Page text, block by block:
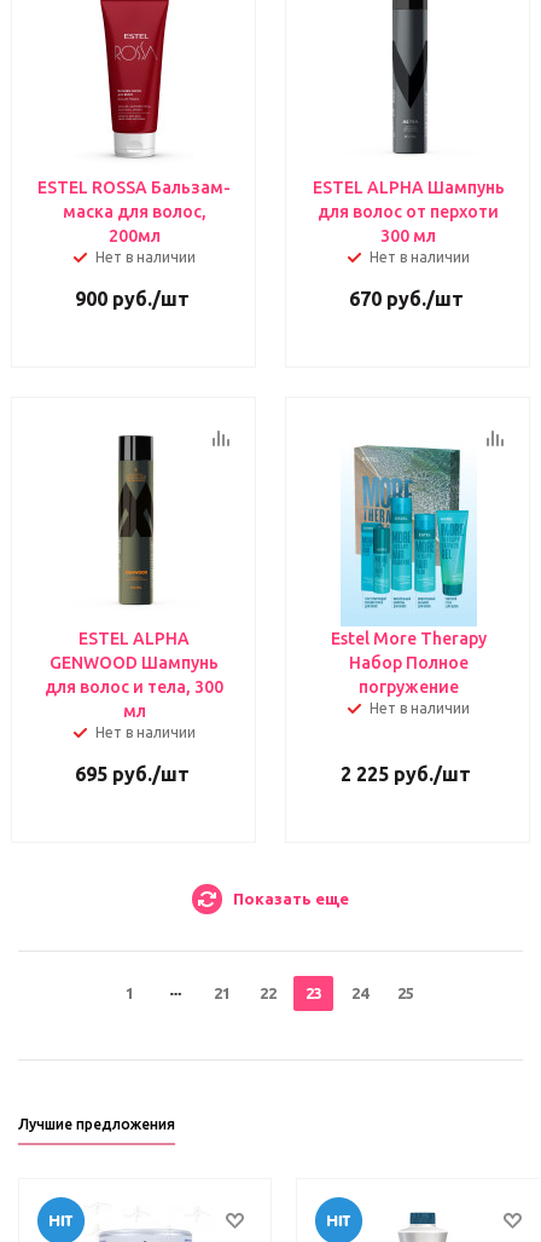
ESTEL ROSSA Бальзам-
маска для волос,
200мл
Нет в наличии
900руб./шт
ESTEL ALPHA Шампунь
для волос от перхоти
300 мл
Нет в наличии
670руб./шт
ESTEL ALPHA
GENWOOD Шампунь
для волос и тела, 300
мл
Нет в наличии
695руб./шт
Estel More Therapy
Набор Полное
погружение
Нет в наличии
2 225 руб./шт
Показать еще
1 21 22 23 24 25
Лучшие предложения